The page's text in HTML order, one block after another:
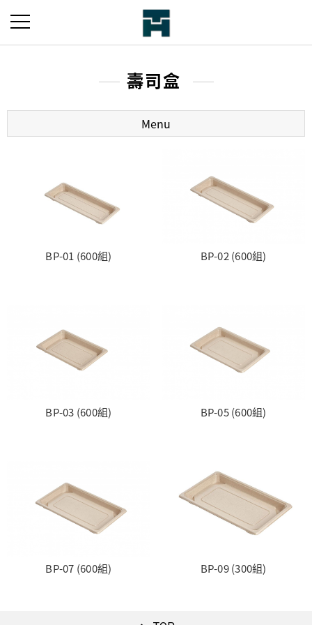
壽司盒
Menu
BP-01 (600組) BP-02 (600組)
BP-03 (600組) BP-05 (600組)
BP-07 (600組) BP-09 (300組)